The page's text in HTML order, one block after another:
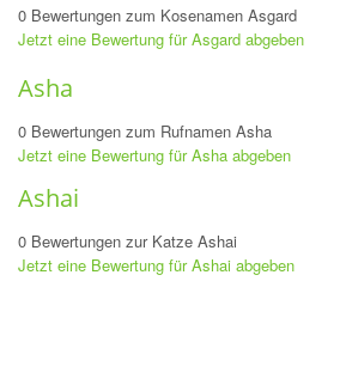
0 Bewertungen zum Kosenamen Asgard
Jetzt eine Bewertung für Asgard abgeben
Asha
0 Bewertungen zum Rufnamen Asha
Jetzt eine Bewertung für Asha abgeben
Ashai
0 Bewertungen zur Katze Ashai
Jetzt eine Bewertung für Ashai abgeben